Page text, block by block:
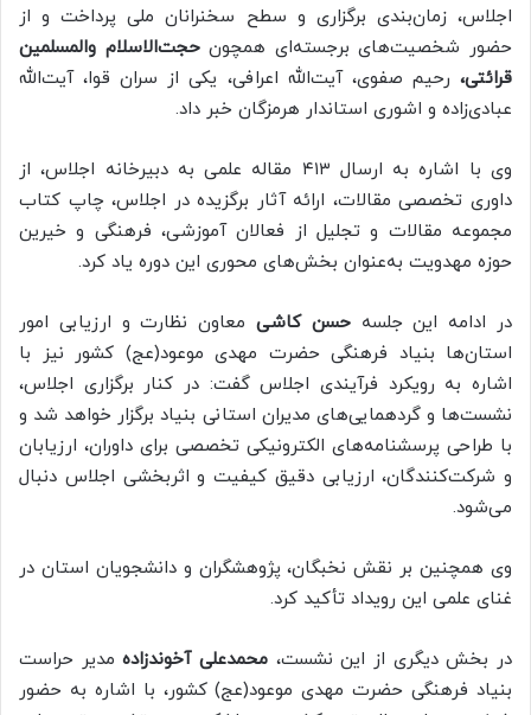
اجلاس، زمان‌بندی برگزاری و سطح سخنرانان ملی پرداخت و از
حضور شخصیت‌های برجسته‌ای همچونحجت‌الاسلام والمسلمین
قرائتی، رحیم صفوی،آیت‌الله اعرافی، یکی از سران قوا، آیت‌الله
عبادی‌زاده و اشوری استاندار هرمزگان خبر داد.
وی با اشاره به ارسال ۴۱۳ مقاله علمی به دبیرخانه اجلاس، از
داوری تخصصی مقالات، ارائه آثار برگزیده در اجلاس، چاپ کتاب
مجموعه مقالات و تجلیل از فعالان آموزشی، فرهنگی و خیرین
حوزه مهدویت به‌عنوان بخش‌های محوری این دوره یاد کرد.
در ادامه این جلسهحسن کاشی معاون نظارت و ارزیابی امور
استان‌ها بنیاد فرهنگی حضرت مهدی موعود(عج) کشور نیز با
اشاره به رویکرد فرآیندی اجلاس گفت: در کنار برگزاری اجلاس،
نشست‌ها و گردهمایی‌های مدیران استانی بنیاد برگزار خواهد شد و
با طراحی پرسشنامه‌های الکترونیکی تخصصی برای داوران، ارزیابان
و شرکت‌کنندگان، ارزیابی دقیق کیفیت و اثربخشی اجلاس دنبال
می‌شود.
وی همچنین بر نقش نخبگان، پژوهشگران و دانشجویان استان در
غنای علمی این رویداد تأکید کرد.
در بخش دیگری از این نشست، محمدعلی آخوندزادهمدیر حراست
بنیاد فرهنگی حضرت مهدی موعود(عج) کشور، با اشاره به حضور